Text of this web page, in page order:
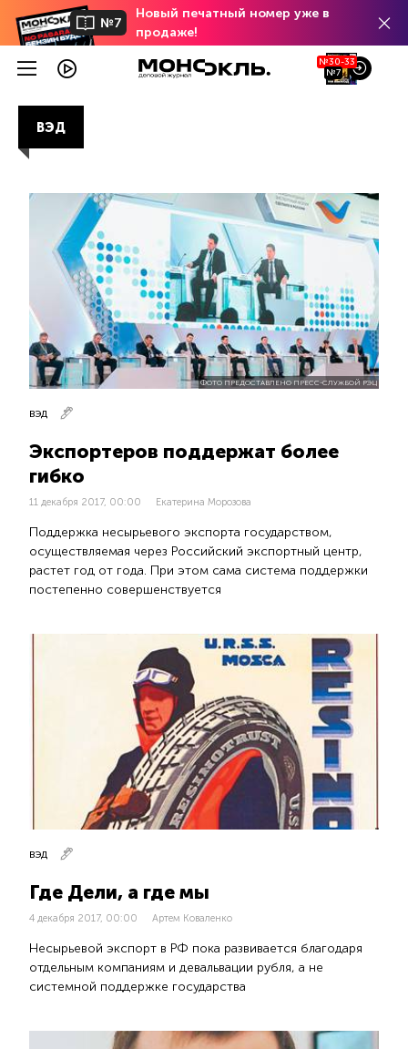
№7
Новый печатный номер уже в
продаже!
№30-33
№7
ВЭД
ФОТО ПРЕДОСТАВЛЕНО ПРЕСС-СЛУЖБОЙ РЭЦ
ВЭД
Экспортеров поддержат более
гибко
11 декабря 2017, 00:00 Екатерина Морозова
Поддержка несырьевого экспорта государством,
осуществляемая через Российский экспортный центр,
растет год от года. При этом сама система поддержки
постепенно совершенствуется
ВЭД
Где Дели, а где мы
4 декабря 2017, 00:00 Артем Коваленко
Несырьевой экспорт в РФ пока развивается благодаря
отдельным компаниям и девальвации рубля, а не
системной поддержке государства